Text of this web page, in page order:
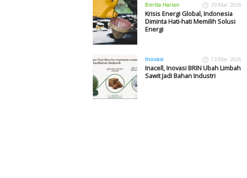
Berita Harian 29 Mar 2026
Krisis Energi Global, Indonesia
Diminta Hati-hati Memilih Solusi
Energi
Inovasi 13 Mar 2026
Inacell, Inovasi BRIN Ubah Limbah
Sawit Jadi Bahan Industri